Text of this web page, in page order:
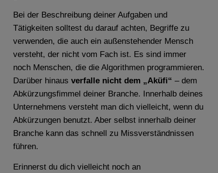
Bei der Beschreibung deiner Aufgaben und
Tätigkeiten solltest du darauf achten, Begriffe zu
verwenden, die auch ein außenstehender Mensch
versteht, der nicht vom Fach ist. Es sind immer
noch Menschen, die die Algorithmen programmieren.
Darüber hinaus verfalle nicht dem „Aküfi“ – dem
Abkürzungsfimmel deiner Branche. Innerhalb deines
Unternehmens versteht man dich vielleicht, wenn du
Abkürzungen benutzt. Aber selbst innerhalb deiner
Branche kann das schnell zu Missverständnissen
führen.
Erinnerst du dich vielleicht noch an